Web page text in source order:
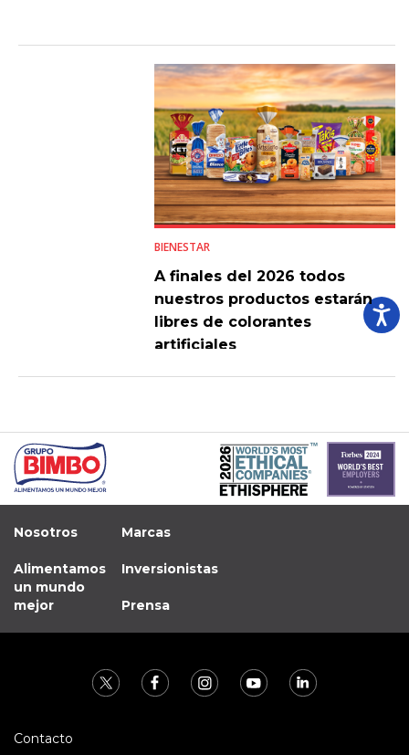
BIENESTAR
A finales del 2026 todos
nuestros productos estarán
libres de colorantes
artificiales
Nosotros
Alimentamos
un mundo
mejor
Marcas
Inversionistas
Prensa
Contacto